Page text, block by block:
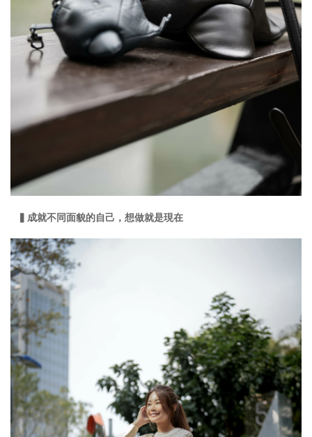
▍成就不同面貌的自己，想做就是現在